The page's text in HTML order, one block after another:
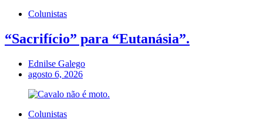
Colunistas
“Sacrifício” para “Eutanásia”.
Ednilse Galego
agosto 6, 2026
Colunistas